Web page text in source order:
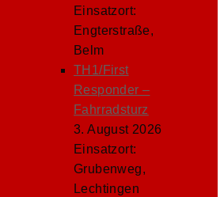
Einsatzort:
Engterstraße,
Belm
TH1/First
Responder –
Fahrradsturz
3. August 2026
Einsatzort:
Grubenweg,
Lechtingen